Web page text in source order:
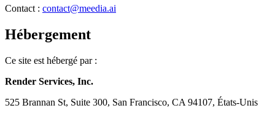
Contact : contact@meedia.ai
Hébergement
Ce site est hébergé par :
Render Services, Inc.
525 Brannan St, Suite 300, San Francisco, CA 94107, États-Unis